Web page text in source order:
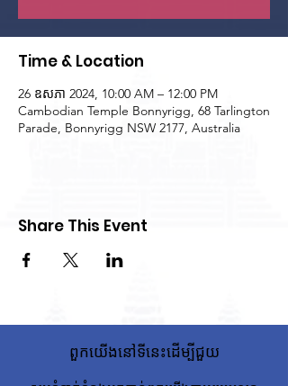
Time & Location
26 ឧសភា 2024, 10:00 AM – 12:00 PM
Cambodian Temple Bonnyrigg, 68 Tarlington
Parade, Bonnyrigg NSW 2177, Australia
Share This Event
ពួកយើងនៅទីនេះដើម្បីជួយ